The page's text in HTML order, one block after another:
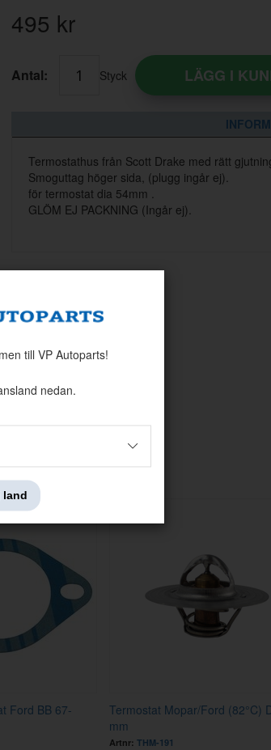
495 kr
Antal: Styck LÄGG I
Termostathus från Scott Drake med rätt
Smoguttag höger sida, (plugg ingår ej).
för termostat dia 54mm .
GLÖM EJ PACKNING (Ingår ej).
Ford BB 67-
Termostat Mopar/Ford (82°C)
mm
Artnr:THM-191
till VP Autoparts!
nedan.
land